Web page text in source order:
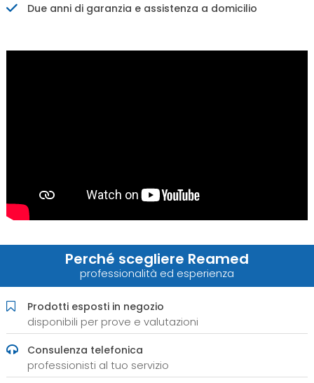
Due anni di garanzia e assistenza a domicilio
Perché scegliere Reamed
professionalità ed esperienza
Prodotti esposti in negozio
disponibili per prove e valutazioni
Consulenza telefonica
professionisti al tuo servizio